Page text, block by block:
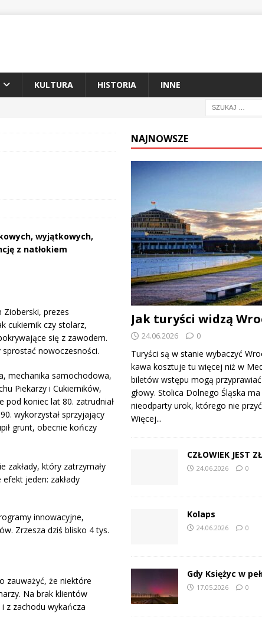
KULTURA HISTORIA INNE
wyjątkowych,
z natłokiem
Zioberski, prezes
cukiernik czy stolarz,
się z zawodem.
nowoczesności.
mechanika samochodowa,
Piekarzy i Cukierników,
pod koniec lat 80. zatrudniał
wykorzystał sprzyjający
grunt, obecnie kończy
zakłady, który zatrzymały
jeden: zakłady
innowacyjne,
Zrzesza dziś blisko 4 tys.
zauważyć, że niektóre
Na brak klientów
z zachodu wykańcza
NAJNOWSZE
Jak turyści widzą
24.06.2026 0
Turyści są w stanie wybaczyć
kawa kosztuje tu więcej niż w
biletów wstępu mogą
głowy. Stolica Dolnego Śląska
nieodparty urok, którego nie
Więcej...
CZŁOWIEK JEST
24.06.2026 0
Kolaps
24.06.2026 0
Gdy Księżyc w
17.05.2026 0